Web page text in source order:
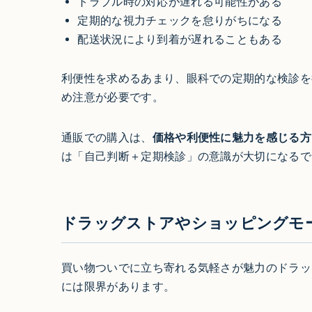
定期的な視力チェックを怠りがちになる
配送状況により到着が遅れることもある
利便性を求めるあまり、眼科での定期的な検診
め注意が必要です。
通販での購入は、 価格や利便性に魅力を感じる
は「自己判断＋定期検診」の意識が大切になる
ドラッグストアやショッピング
買い物ついでに立ち寄れる気軽さが魅力のドラ
には限界があります。